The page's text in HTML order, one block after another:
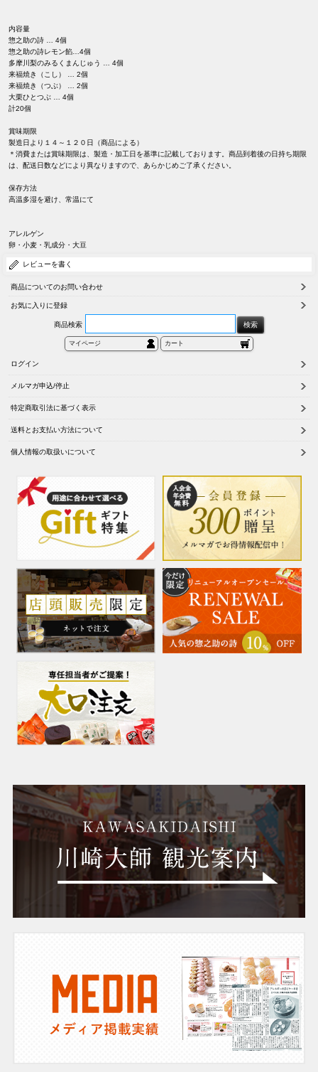
内容量
惣之助の詩 … 4個
惣之助の詩レモン餡…4個
多摩川梨のみるくまんじゅう … 4個
来福焼き（こし） … 2個
来福焼き（つぶ） … 2個
大栗ひとつぶ … 4個
計20個
賞味期限
製造日より１４～１２０日（商品による）
＊消費または賞味期限は、製造・加工日を基準に記載しております。商品到着後の日持ち期限
は、配送日数などにより異なりますので、あらかじめご了承ください。
保存方法
高温多湿を避け、常温にて
アレルゲン
卵・小麦・乳成分・大豆
レビューを書く
商品についてのお問い合わせ
お気に入りに登録
商品検索
マイページ カート
ログイン
メルマガ申込/停止
特定商取引法に基づく表示
送料とお支払い方法について
個人情報の取扱いについて